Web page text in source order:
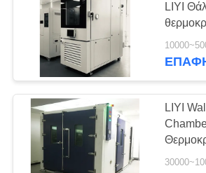
LIYI
LIYI